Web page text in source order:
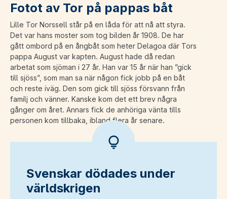
Fotot av Tor på pappas båt
Lille Tor Norssell står på en låda för att nå att styra.
Det var hans moster som tog bilden år 1908. De har
gått ombord på en ångbåt som heter Delagoa där Tors
pappa August var kapten. August hade då redan
arbetat som sjöman i 27 år. Han var 15 år när han ”gick
till sjöss”, som man sa när någon fick jobb på en båt
och reste iväg. Den som gick till sjöss försvann från
familj och vänner. Kanske kom det ett brev några
gånger om året. Annars fick de anhöriga vänta tills
personen kom tillbaka, ibland flera år senare.
Svenskar dödades under
världskrigen